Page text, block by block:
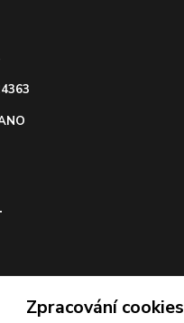
822
Zpracování cookies